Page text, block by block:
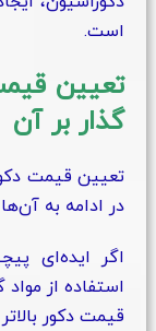
است.
تعیین
گذار بر آن
تعیین قیمت
در ادامه به
اگر ایده‌ای
استفاده از
قیمت دکور